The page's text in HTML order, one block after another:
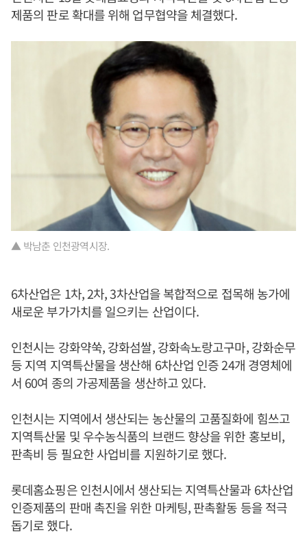
제품의 판로 확대를 위해 업무협약을 체결했다.
▲ 박남춘 인천광역시장.
6차산업은 1차, 2차, 3차산업을 복합적으로 접목해 농가에
새로운 부가가치를 일으키는 산업이다.
인천시는 강화약쑥, 강화섬쌀, 강화속노랑고구마, 강화순무
등 지역 지역특산물을 생산해 6차산업 인증 24개 경영체에
서 60여 종의 가공제품을 생산하고 있다.
인천시는 지역에서 생산되는 농산물의 고품질화에 힘쓰고
지역특산물 및 우수농식품의 브랜드 향상을 위한 홍보비,
판촉비 등 필요한 사업비를 지원하기로 했다.
롯데홈쇼핑은 인천시에서 생산되는 지역특산물과 6차산업
인증제품의 판매 촉진을 위한 마케팅, 판촉활동 등을 적극
돕기로 했다.